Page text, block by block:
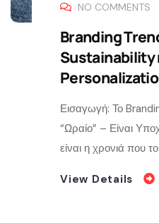
NO COMMENTS
Branding
Sustainability
Εισαγωγή: Το
“Ωραίο” – Είναι
είναι η χρονιά που
View Details